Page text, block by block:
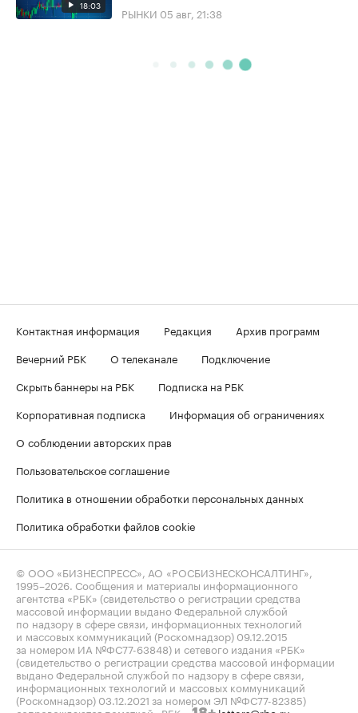
18:03 РЫНКИ 05 авг, 21:38
Контактная информация Редакция
Архив программ
Вечерний РБК
О телеканале
Подключение
Скрыть баннеры на РБК
Подписка на РБК
Корпоративная подписка
Информация об ограничениях
О соблюдении авторских прав
Пользовательское соглашение
Политика в отношении обработки персональных данных
Политика обработки файлов cookie
© ООО «БИЗНЕСПРЕСС», АО «РОСБИЗНЕСКОНСАЛТИНГ»,
1995–2026 . Сообщения и материалы информационного
агентства «РБК» (свидетельство о регистрации средства
массовой информации выдано Федеральной службой
по надзору в сфере связи, информационных технологий
и массовых коммуникаций (Роскомнадзор) 09.12.2015
за номером ИА №ФС77-63848) и сетевого издания «РБК»
(свидетельство о регистрации средства массовой информации
выдано Федеральной службой по надзору в сфере связи,
информационных технологий и массовых коммуникаций
(Роскомнадзор) 03.12.2021 за номером ЭЛ №ФС77-82385)